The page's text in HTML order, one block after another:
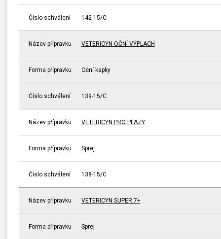
Číslo schválení 142-15/C
Název přípravku VETERICYN OČNÍ VÝPLACH
Forma přípravku Oční kapky
Číslo schválení 139-15/C
Název přípravku VETERICYN PRO PLAZY
Forma přípravku Sprej
Číslo schválení 138-15/C
Název přípravku VETERICYN SUPER 7+
Forma přípravku Sprej